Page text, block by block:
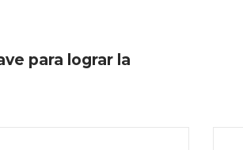
para lograr la